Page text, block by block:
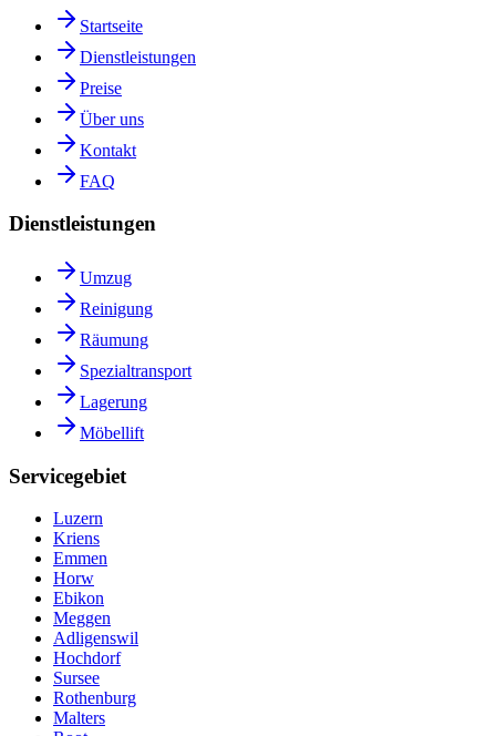
Startseite
Dienstleistungen
Preise
Über uns
Kontakt
FAQ
Dienstleistungen
Umzug
Reinigung
Räumung
Spezialtransport
Lagerung
Möbellift
Servicegebiet
Luzern
Kriens
Emmen
Horw
Ebikon
Meggen
Adligenswil
Hochdorf
Sursee
Rothenburg
Malters